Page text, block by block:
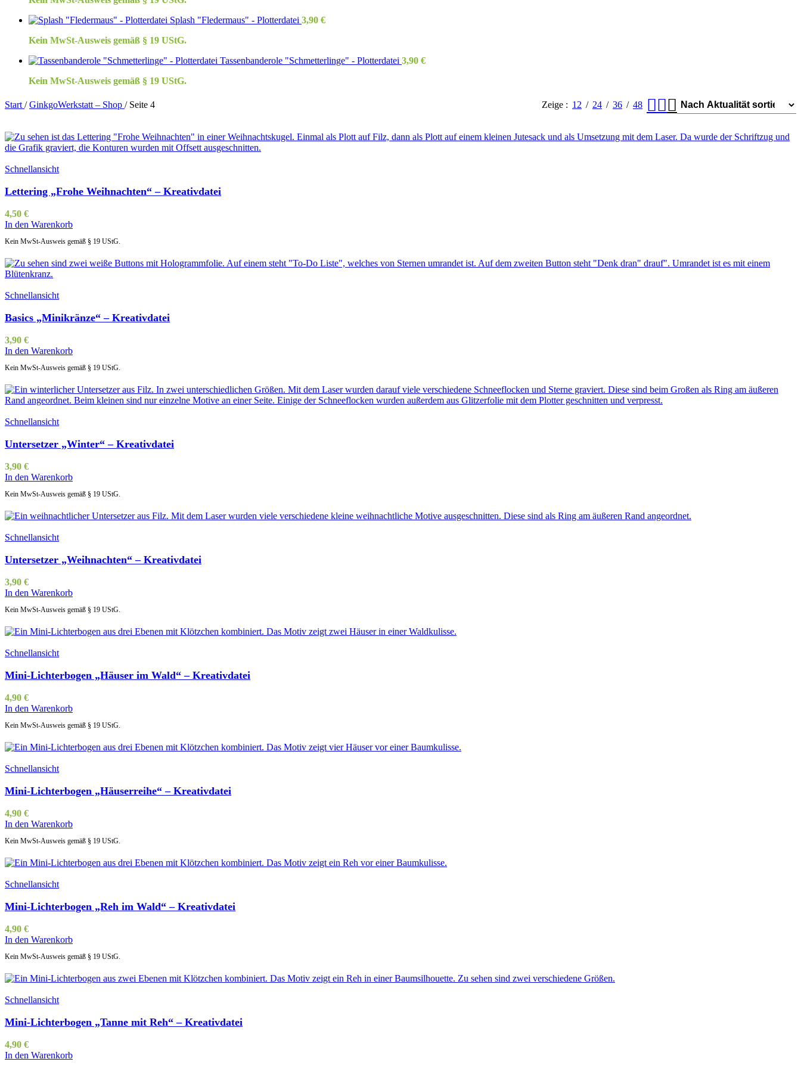
Splash "Fledermaus" - Plotterdatei 3,90 €
Kein MwSt-Ausweis gemäß § 19 UStG.
Tassenbanderole "Schmetterlinge" - Plotterdatei 3,90 €
Kein MwSt-Ausweis gemäß § 19 UStG.
Start / GinkgoWerkstatt – Shop / Seite 4 Zeige 12 24 36 48
Schnellansicht
Lettering „Frohe Weihnachten“ – Kreativdatei
4,50 €
In den Warenkorb
Kein MwSt-Ausweis gemäß § 19 UStG.
Schnellansicht
Basics „Minikränze“ – Kreativdatei
3,90 €
In den Warenkorb
Kein MwSt-Ausweis gemäß § 19 UStG.
Schnellansicht
Untersetzer „Winter“ – Kreativdatei
3,90 €
In den Warenkorb
Kein MwSt-Ausweis gemäß § 19 UStG.
Schnellansicht
Untersetzer „Weihnachten“ – Kreativdatei
3,90 €
In den Warenkorb
Kein MwSt-Ausweis gemäß § 19 UStG.
Schnellansicht
Mini-Lichterbogen „Häuser im Wald“ – Kreativdatei
4,90 €
In den Warenkorb
Kein MwSt-Ausweis gemäß § 19 UStG.
Schnellansicht
Mini-Lichterbogen „Häuserreihe“ – Kreativdatei
4,90 €
In den Warenkorb
Kein MwSt-Ausweis gemäß § 19 UStG.
Schnellansicht
Mini-Lichterbogen „Reh im Wald“ – Kreativdatei
4,90 €
In den Warenkorb
Kein MwSt-Ausweis gemäß § 19 UStG.
Schnellansicht
Mini-Lichterbogen „Tanne mit Reh“ – Kreativdatei
4,90 €
In den Warenkorb